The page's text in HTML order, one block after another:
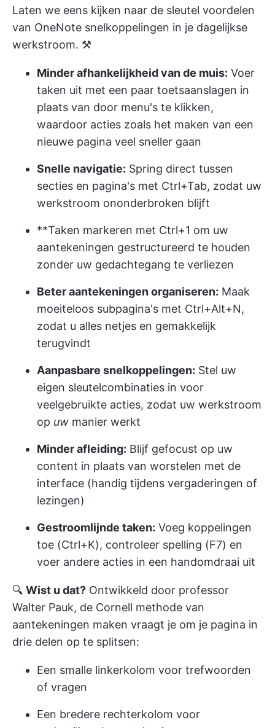
Laten we eens kijken naar de sleutel voordelen
van OneNote snelkoppelingen in je dagelijkse
werkstroom. ⚒️
Minder afhankelijkheid van de muis: Voer
taken uit met een paar toetsaanslagen in
plaats van door menu's te klikken,
waardoor acties zoals het maken van een
nieuwe pagina veel sneller gaan
Snelle navigatie: Spring direct tussen
secties en pagina's met Ctrl+Tab, zodat uw
werkstroom ononderbroken blijft
**Taken markeren met Ctrl+1 om uw
aantekeningen gestructureerd te houden
zonder uw gedachtegang te verliezen
Beter aantekeningen organiseren: Maak
moeiteloos subpagina's met Ctrl+Alt+N,
zodat u alles netjes en gemakkelijk
terugvindt
Aanpasbare snelkoppelingen: Stel uw
eigen sleutelcombinaties in voor
veelgebruikte acties, zodat uw werkstroom
op uw manier werkt
Minder afleiding: Blijf gefocust op uw
content in plaats van worstelen met de
interface (handig tijdens vergaderingen of
lezingen)
Gestroomlijnde taken: Voeg koppelingen
toe (Ctrl+K), controleer spelling (F7) en
voer andere acties in een handomdraai uit
🔍 Wist u dat? Ontwikkeld door professor
Walter Pauk, de Cornell methode van
aantekeningen maken vraagt je om je pagina in
drie delen op te splitsen:
Een smalle linkerkolom voor trefwoorden
of vragen
Een bredere rechterkolom voor